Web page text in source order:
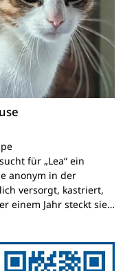
für „Lea“ ein
anonym in der
versorgt, kastriert,
einem Jahr steckt sie…